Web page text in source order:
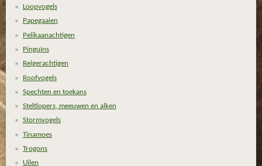
Loopvogels
Papegaaien
Pelikaanachtigen
Pinguïns
Reigerachtigen
Roofvogels
Spechten en toekans
Steltlopers, meeuwen en alken
Stormvogels
Tinamoes
Trogons
Uilen